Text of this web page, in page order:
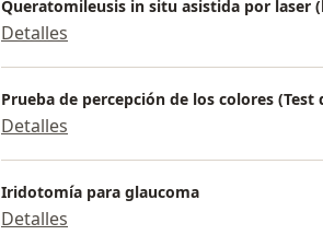
inyecciones, pero sí abre la puerta
estrategia más individualizada, con
también incorporó datos de 96
estudios pivotales PULSAR y
respaldan la durabilidad del
mantenimiento de resultados
anatómicos en una proporción
Queratomileusis in situ asistida por laser
Detalles
Prueba de percepción de los colores (Test
Detalles
Iridotomía para glaucoma
Detalles